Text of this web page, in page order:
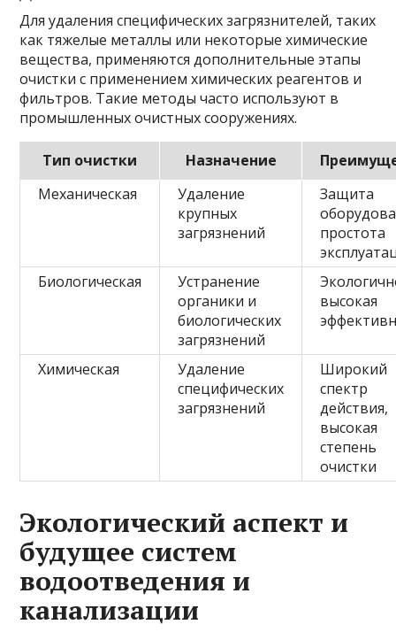
Для удаления специфических загрязнителей, таких
как тяжелые металлы или некоторые химические
вещества, применяются дополнительные этапы
очистки с применением химических реагентов и
фильтров. Такие методы часто используют в
промышленных очистных сооружениях.
Тип очистки Назначение
Механическая
Удаление
крупных
загрязнений
Защита
простота
Биологическая
Устранение
органики и
биологических
загрязнений
высокая
Химическая
Удаление
специфических
загрязнений
Широкий
спектр
действия,
высокая
степень
очистки
Экологический аспект и
будущее систем
водоотведения и
канализации